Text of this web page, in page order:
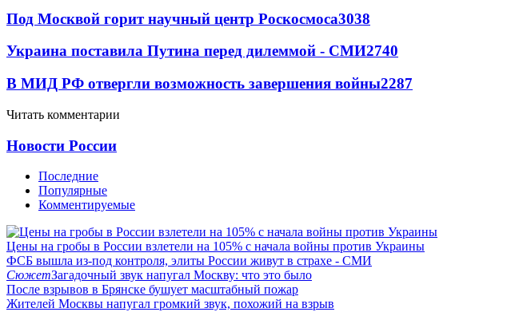
Под Москвой горит научный центр Роскосмоса3038
Украина поставила Путина перед дилеммой - СМИ2740
В МИД РФ отвергли возможность завершения войны2287
Читать комментарии
Новости России
Последние
Популярные
Комментируемые
Цены на гробы в России взлетели на 105% с начала войны против Украины
ФСБ вышла из-под контроля, элиты России живут в страхе - СМИ
СюжетЗагадочный звук напугал Москву: что это было
После взрывов в Брянске бушует масштабный пожар
Жителей Москвы напугал громкий звук, похожий на взрыв